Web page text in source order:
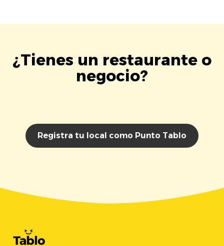
¿Tienes un restaurante o
negocio?
Registra tu local como Punto Tablo